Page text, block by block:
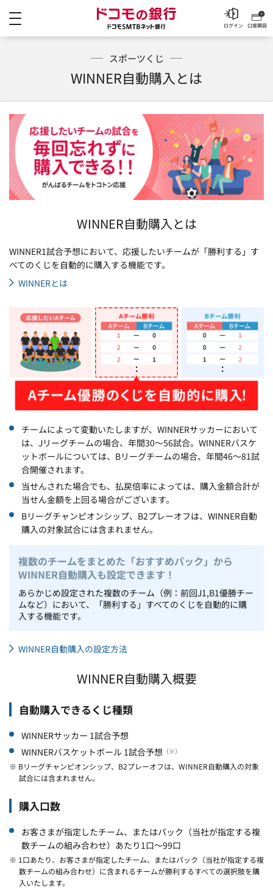
ドコモの銀行 ドコモ
口座開設
ログイン
スポーツくじ
WINNER自動購入とは
WINNER自動購入とは
WINNER1試合予想において、応援したいチームが「勝利する」す
べてのくじを自動的に購入する機能です。
WINNERとは
チームによって変動いたしますが、WINNERサッカーにおいて
は、Jリーグチームの場合、年間30～56試合。WINNERバスケ
ットボールについては、Bリーグチームの場合、年間46～81試
合開催されます。
当せんされた場合でも、払戻倍率によっては、購入金額合計が
当せん金額を上回る場合がございます。
Bリーグチャンピオンシップ、B2プレーオフは、WINNER自動
購入の対象試合には含まれません。
複数のチームをまとめた「おすすめパック」から
WINNER自動購入も設定できます！
あらかじめ設定された複数のチーム（例：前回J1,B1優勝チー
ムなど）において、「勝利する」すべてのくじを自動的に購
入する機能です。
WINNER自動購入の設定方法
WINNER自動購入概要
自動購入できるくじ種類
WINNERサッカー 1試合予想
WINNERバスケットボール 1試合予想 （※）
※ Bリーグチャンピオンシップ、B2プレーオフは、WINNER自動購入の対象
試合には含まれません。
購入口数
お客さまが指定したチーム、またはパック（当社が指定する複
数チームの組み合わせ）あたり1口～99口
※ 1口あたり、お客さまが指定したチーム、またはパック（当社が指定する複
数チームの組み合わせ）に含まれるチームが勝利するすべての選択肢を購
入いたします。